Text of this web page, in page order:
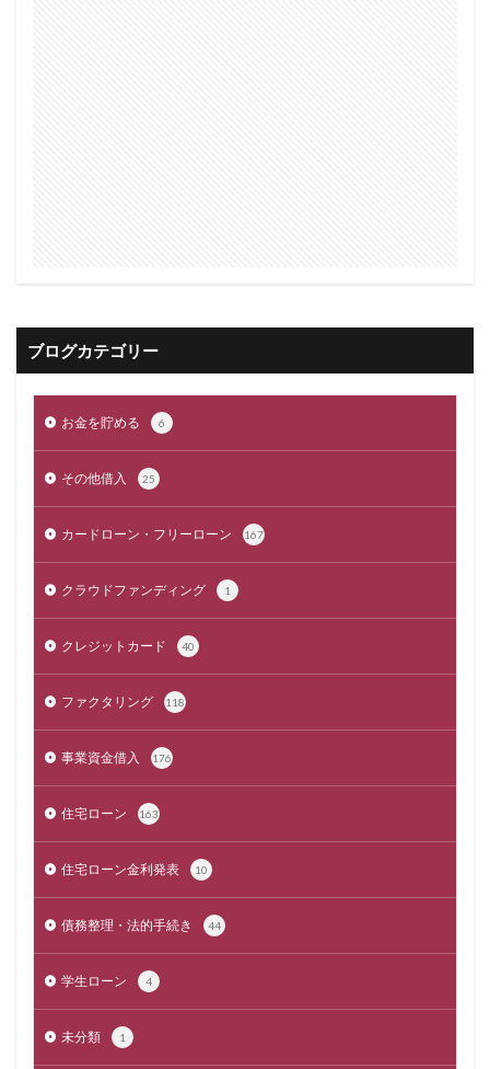
ブログカテゴリー
お金を貯める 6
その他借入 25
カードローン・フリーローン 167
クラウドファンディング 1
クレジットカード 40
ファクタリング 118
事業資金借入 176
住宅ローン 163
住宅ローン金利発表 10
債務整理・法的手続き 44
学生ローン 4
未分類 1